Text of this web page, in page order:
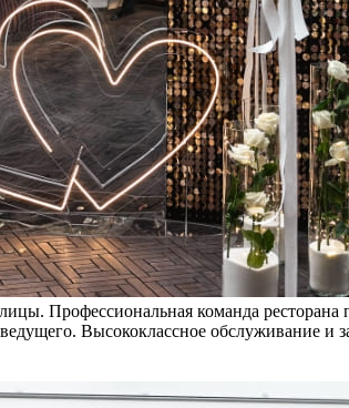
Профессиональная команда ресторана
Высококлассное обслуживание и